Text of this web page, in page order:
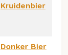
Kruidenbier
Donker Bier